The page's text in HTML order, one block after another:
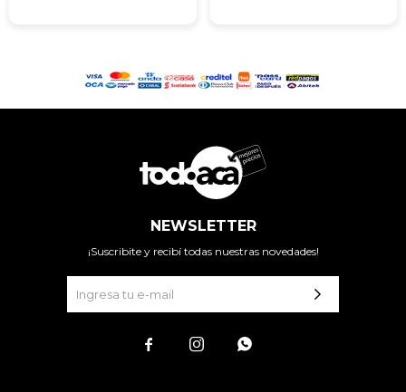
NEWSLETTER
¡Suscribite y recibí todas nuestras novedades!
  